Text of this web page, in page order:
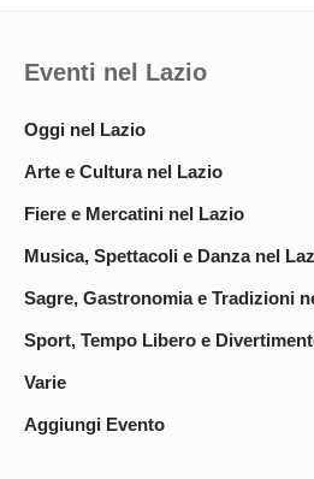
Eventi nel Lazio
Oggi nel Lazio
Arte e Cultura nel Lazio
Fiere e Mercatini nel Lazio
Musica, Spettacoli e Danza nel
Sagre, Gastronomia e Tradizioni
Sport, Tempo Libero e
Varie
Aggiungi Evento